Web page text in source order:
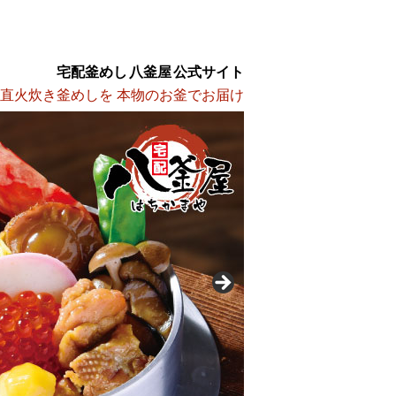
宅配釜めし 八釜屋 公式サイト
火炊き釜めしを 本物のお釜でお届け